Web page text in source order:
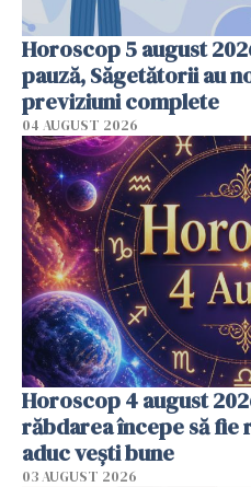
Horoscop 5 august
pauză, Săgetătorii au
previziuni complete
04 AUGUST 2026
Horoscop 4 august
răbdarea începe să fie
aduc vești bune
03 AUGUST 2026